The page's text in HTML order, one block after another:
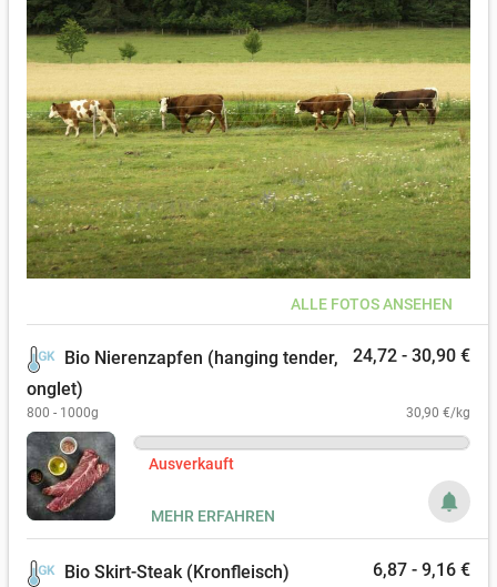
>>> Diese Teile können also bereits am Mittwoch, den 23.09.26,
von 8-20 Uhr ab Hof abgeholt werden!
ALLE FOTOS ANSEHEN
Bio Nierenzapfen (hanging tender,
onglet)
24,72 - 30,90 €
800 - 1000g 30,90 €/kg
Ausverkauft
notifications
MEHR ERFAHREN
Bio Skirt-Steak (Kronfleisch) 6,87 - 9,16 €